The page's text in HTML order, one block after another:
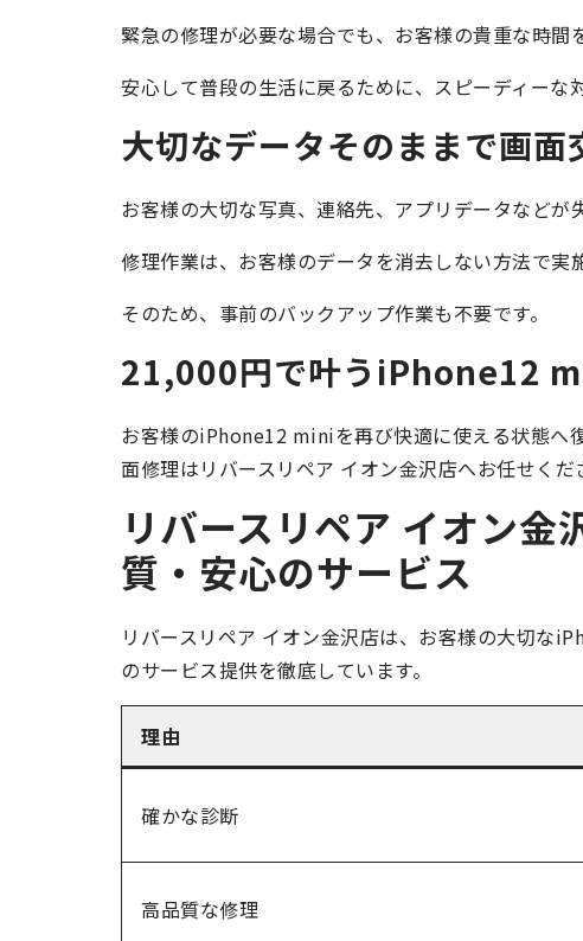
緊急の修理が必要な場合でも、お客様の貴重な時間
安心して普段の生活に戻るために、スピーディーな
大切なデータそのままで画面
お客様の大切な写真、連絡先、アプリデータなどが
修理作業は、お客様のデータを消去しない方法で実
そのため、事前のバックアップ作業も不要です。
21,000円で叶うiPhone12
お客様のiPhone12 miniを再び快適に使える状態
面修理はリバースリペア イオン金沢店へお任せくだ
リバースリペア イオン金
質・安心のサービス
リバースリペア イオン金沢店は、お客様の大切な
のサービス提供を徹底しています。
理由
確かな診断
高品質な修理